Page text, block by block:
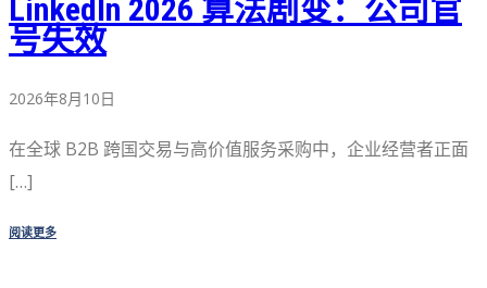
LinkedIn 2026 算法剧变：公司官
号失效
2026年8月10日
在全球 B2B 跨国交易与高价值服务采购中，企业经营者正面
[…]
阅读更多